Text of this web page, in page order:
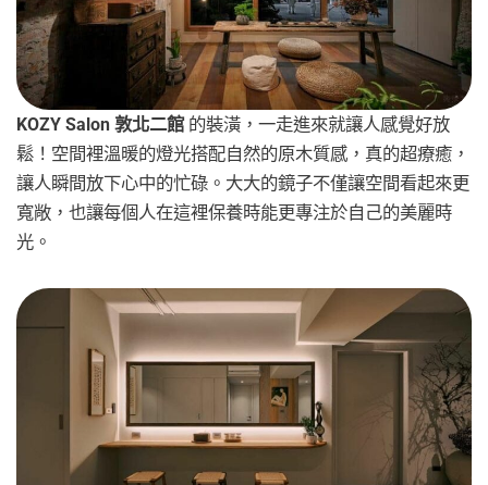
KOZY Salon 敦北二館的裝潢，一走進來就讓人感覺好放
鬆！空間裡溫暖的燈光搭配自然的原木質感，真的超療癒，
讓人瞬間放下心中的忙碌。大大的鏡子不僅讓空間看起來更
寬敞，也讓每個人在這裡保養時能更專注於自己的美麗時
光。